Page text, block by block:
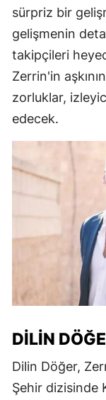
sürpriz bir
gelişmenin
takipçileri
Zerrin'in
zorluklar,
edecek.
DILIN
Dilin Döğer,
Şehir dizisinde